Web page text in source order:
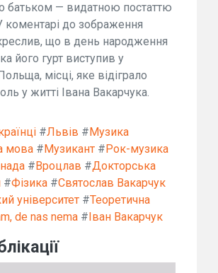
батьком — видатною постаттю
коментарі до зображення
що в день народження
його гурт виступив у
місці, яке відіграло
у житті Івана Вакарчука.
#Львів #Музика
мова #Музикант #Рок-музика
#Вроцлав #Докторська
#Фізика #Святослав Вакарчук
університет #Теоретична
de nas nema #Іван Вакарчук